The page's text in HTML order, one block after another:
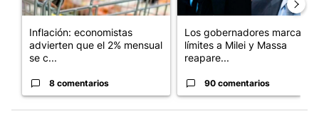
Inflación: economistas
advierten que el 2% mensual
se c...
8 comentarios
Los gobernadores marcan
límites a Milei y Massa
reapare...
90 comentarios